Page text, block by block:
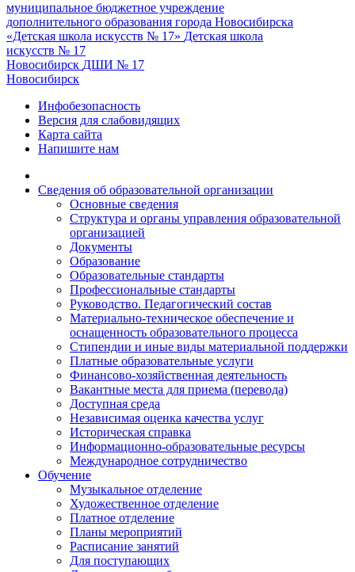
муниципальное бюджетное учреждение
дополнительного образования города Новосибирска
«Детская школа искусств № 17» Детская школа
искусств № 17
Новосибирск ДШИ № 17
Новосибирск
Инфобезопасность
Версия для слабовидящих
Карта сайта
Напишите нам
Сведения об образовательной организации
Основные сведения
Структура и органы управления образовательной
организацией
Документы
Образование
Образовательные стандарты
Профессиональные стандарты
Руководство. Педагогический состав
Материально-техническое обеспечение и
оснащенность образовательного процесса
Стипендии и иные виды материальной поддержки
Платные образовательные услуги
Финансово-хозяйственная деятельность
Вакантные места для приема (перевода)
Доступная среда
Независимая оценка качества услуг
Историческая справка
Информационно-образовательные ресурсы
Международное сотрудничество
Обучение
Музыкальное отделение
Художественное отделение
Платное отделение
Планы мероприятий
Расписание занятий
Для поступающих